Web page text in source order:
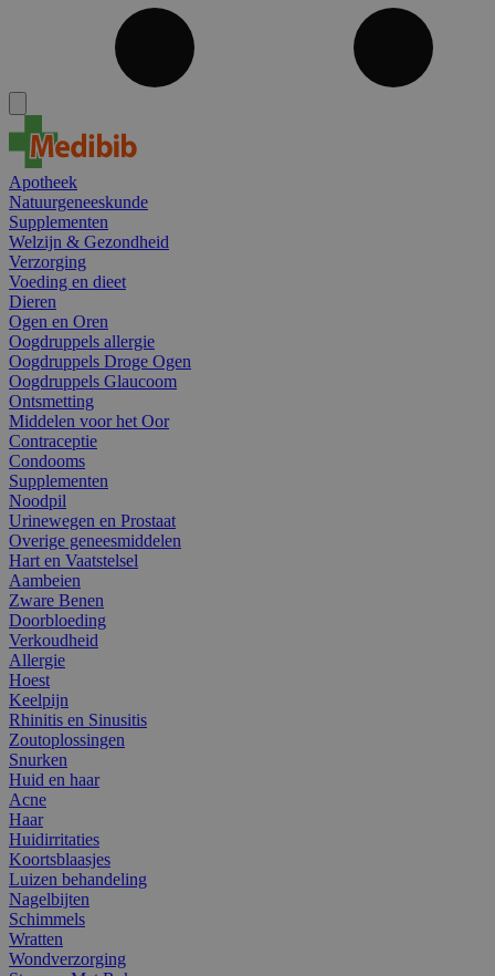
Apotheek
Natuurgeneeskunde
Supplementen
Welzijn & Gezondheid
Verzorging
Voeding en dieet
Dieren
Ogen en Oren
Oogdruppels allergie
Oogdruppels Droge Ogen
Oogdruppels Glaucoom
Ontsmetting
Middelen voor het Oor
Contraceptie
Condooms
Supplementen
Noodpil
Urinewegen en Prostaat
Overige geneesmiddelen
Hart en Vaatstelsel
Aambeien
Zware Benen
Doorbloeding
Verkoudheid
Allergie
Hoest
Keelpijn
Rhinitis en Sinusitis
Zoutoplossingen
Snurken
Huid en haar
Acne
Haar
Huidirritaties
Koortsblaasjes
Luizen behandeling
Nagelbijten
Schimmels
Wratten
Wondverzorging